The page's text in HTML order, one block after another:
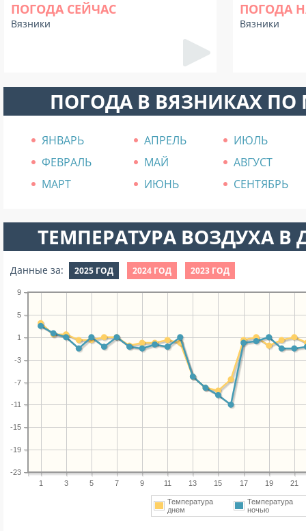
ПОГОДА СЕЙЧАС
Вязники
ПОГОДА
Вязники
ПОГОДА В ВЯЗНИКАХ
ЯНВАРЬ АПРЕЛЬ
ИЮЛЬ
ФЕВРАЛЬ
МАЙ
АВГУСТ
МАРТ
ИЮНЬ СЕНТЯБРЬ
ТЕМПЕРАТУРА ВОЗДУХА В
Данные за: 2025 ГОД 2024 ГОД 2023 ГОД
1 3 5 7 9 11 13 15 17 19 21
-23
-19
-15
-11
-7
-3
1
5
9
Температура
днем
Температура
ночью